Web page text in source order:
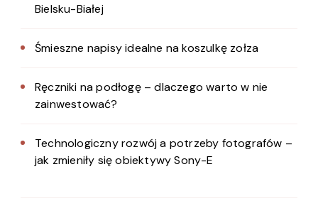
Bielsku-Białej
Śmieszne napisy idealne na koszulkę zołza
Ręczniki na podłogę – dlaczego warto w nie
zainwestować?
Technologiczny rozwój a potrzeby fotografów –
jak zmieniły się obiektywy Sony-E